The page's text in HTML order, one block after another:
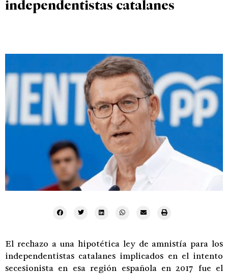
independentistas catalanes
El rechazo a una hipotética ley de amnistía para los
independentistas catalanes implicados en el intento
secesionista en esa región española en 2017 fue el